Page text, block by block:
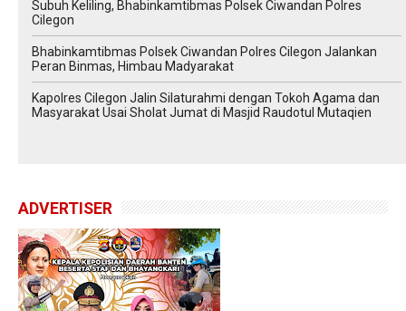
Subuh Keliling, Bhabinkamtibmas Polsek Ciwandan Polres
Cilegon
Bhabinkamtibmas Polsek Ciwandan Polres Cilegon Jalankan
Peran Binmas, Himbau Madyarakat
Kapolres Cilegon Jalin Silaturahmi dengan Tokoh Agama dan
Masyarakat Usai Sholat Jumat di Masjid Raudotul Mutaqien
ADVERTISER